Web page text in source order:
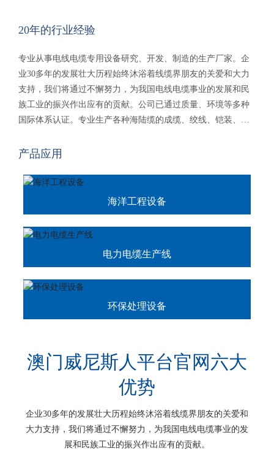
20年的行业经验
专业从事电线电缆专用设备研究、开发、制造的生产厂家。企
业30多年的发展壮大历程始终沐浴着线缆界朋友的关爱和大力
支持，我们将通过不懈努力，为我国电线电缆事业的发展和民
族工业的振兴作出应有的贡献。公司已通过质量、环境等多种
国际体系认证。专业生产各种海陆缆的成缆、绞线、铠装、绕
二十多个省、市、自治区，海外二十多个国家及地区，受到国
产品应用
海洋工程设备
电力电缆生产线
环保处理设备
澳门威尼斯人平台官网六大
优势
企业30多年的发展壮大历程始终沐浴着线缆界朋友的关爱和
大力支持，我们将通过不懈努力，为我国电线电缆事业的发
展和民族工业的振兴作出应有的贡献。